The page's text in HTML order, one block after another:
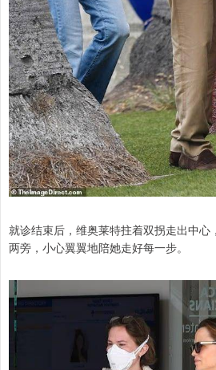
就诊结束后，维奥莱特拄着双拐走出中
两旁，小心翼翼地陪她走好每一步。